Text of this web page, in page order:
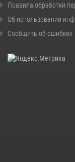
Правила обработки
Об использовании
Сообщить об ошибках